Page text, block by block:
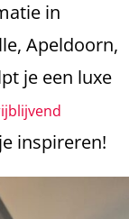
in
Apeldoorn,
je een luxe
inspireren!